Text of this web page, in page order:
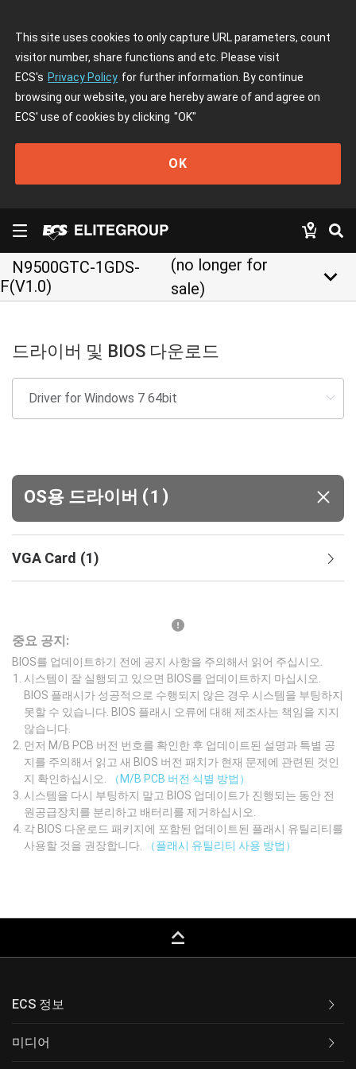
This site uses cookies to only capture URL parameters, count
visitor number, share functions and etc. Please visit
ECS's Privacy Policy for further information. By continue
browsing our website, you are hereby aware of and agree on
ECS' use of cookies by clicking "OK"
OK
N9500GTC-1GDS-
F(V1.0)
(no longer for
sale)
keyboard_arrow_down
드라이버 및 BIOS 다운로드
OS용 드라이버 (1 )
VGA Card (1)
중요 공지:
BIOS를 업데이트하기 전에 공지 사항을 주의해서 읽어 주십시오.
시스템이 잘 실행되고 있으면 BIOS를 업데이트하지 마십시오.
BIOS 플래시가 성공적으로 수행되지 않은 경우 시스템을 부팅하지
못할 수 있습니다. BIOS 플래시 오류에 대해 제조사는 책임을 지지
않습니다.
먼저 M/B PCB 버전 번호를 확인한 후 업데이트된 설명과 특별 공
지를 주의해서 읽고 새 BIOS 버전 패치가 현재 문제에 관련된 것인
지 확인하십시오.
（M/B PCB 버전 식별 방법）
시스템을 다시 부팅하지 말고 BIOS 업데이트가 진행되는 동안 전
원공급장치를 분리하고 배터리를 제거하십시오.
각 BIOS 다운로드 패키지에 포함된 업데이트된 플래시 유틸리티를
사용할 것을 권장합니다.
（플래시 유틸리티 사용 방법）
keyboard_capslock
ECS 정보
미디어